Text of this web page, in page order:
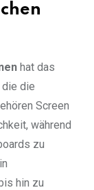
hat das
die
Screen
während
zu
hin zu